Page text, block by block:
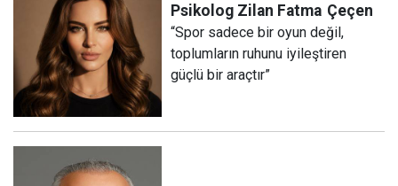
Psikolog Zilan Fatma Çeçen
“Spor sadece bir oyun değil,
toplumların ruhunu iyileştiren
güçlü bir araçtır”